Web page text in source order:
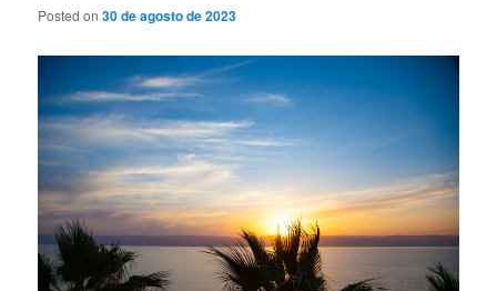
Posted on30 de agosto de 2023